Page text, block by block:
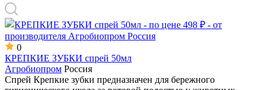
0
КРЕПКИЕ ЗУБКИ спрей 50мл
Агробиопром Россия
Спрей Крепкие зубки предназначен для бережного